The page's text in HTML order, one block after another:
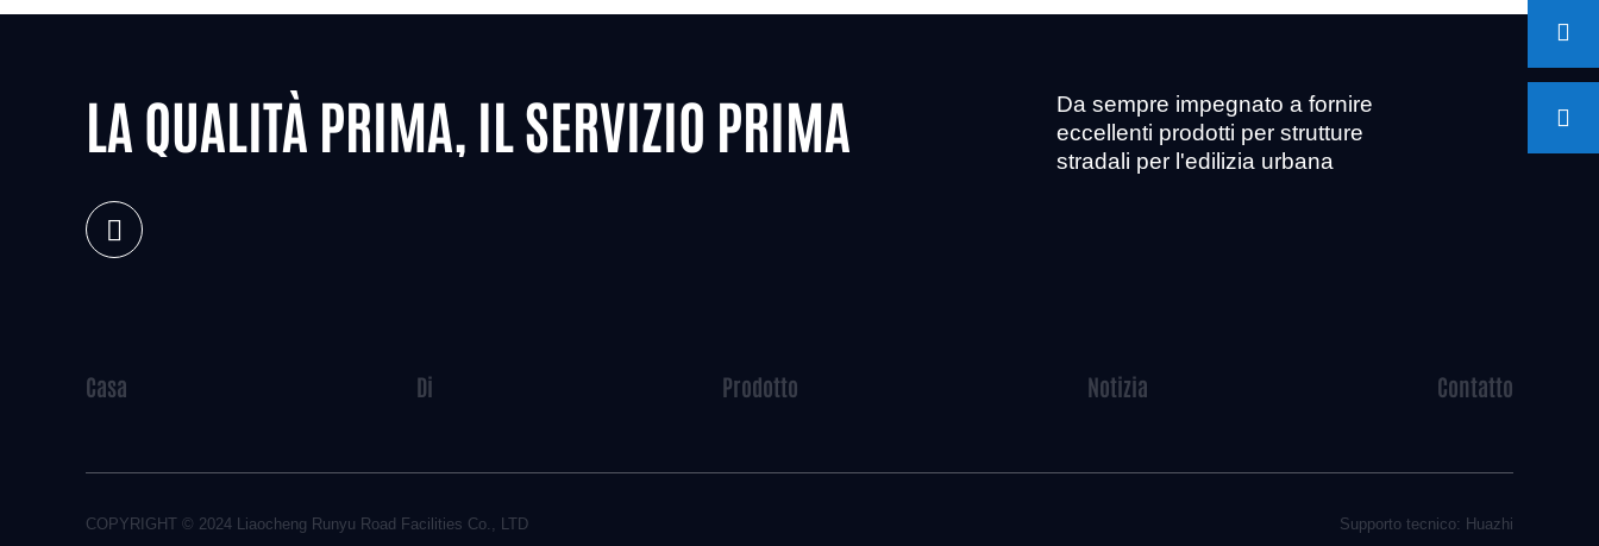
LA QUALITÀ PRIMA, IL SERVIZIO PRIMA
Da sempre impegnato a fornire
eccellenti prodotti per strutture
stradali per l'edilizia urbana
Casa Di Prodotto Notizia Contatto
COPYRIGHT © 2024 Liaocheng Runyu Road Facilities Co., LTD Supporto tecnico: Huazhi